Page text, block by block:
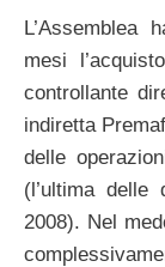
L’Assemblea
mesi
controllante
indiretta
delle
(l’ultima
2008). Nel